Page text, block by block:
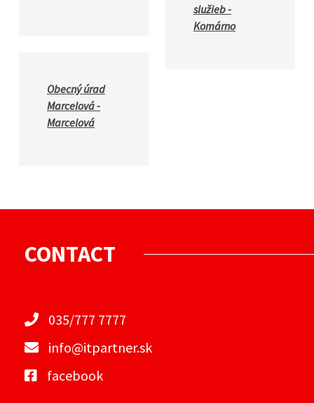
Obecný úrad
Marcelová -
Marcelová
služieb -
Komárno
CONTACT
035/777 7777
info@itpartner.sk
facebook